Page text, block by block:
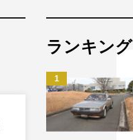
ランキング
1